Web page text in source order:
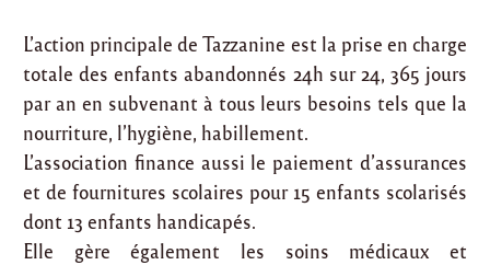
L’action principale de Tazzanine est la prise en charge
totale des enfants abandonnés 24h sur 24, 365 jours
par an en subvenant à tous leurs besoins tels que la
nourriture, l’hygiène, habillement.
L’association finance aussi le paiement d’assurances
et de fournitures scolaires pour 15 enfants scolarisés
dont 13 enfants handicapés.
Elle gère également les soins médicaux et